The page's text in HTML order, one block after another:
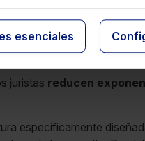
esenciales
juristas reducen
específicamente